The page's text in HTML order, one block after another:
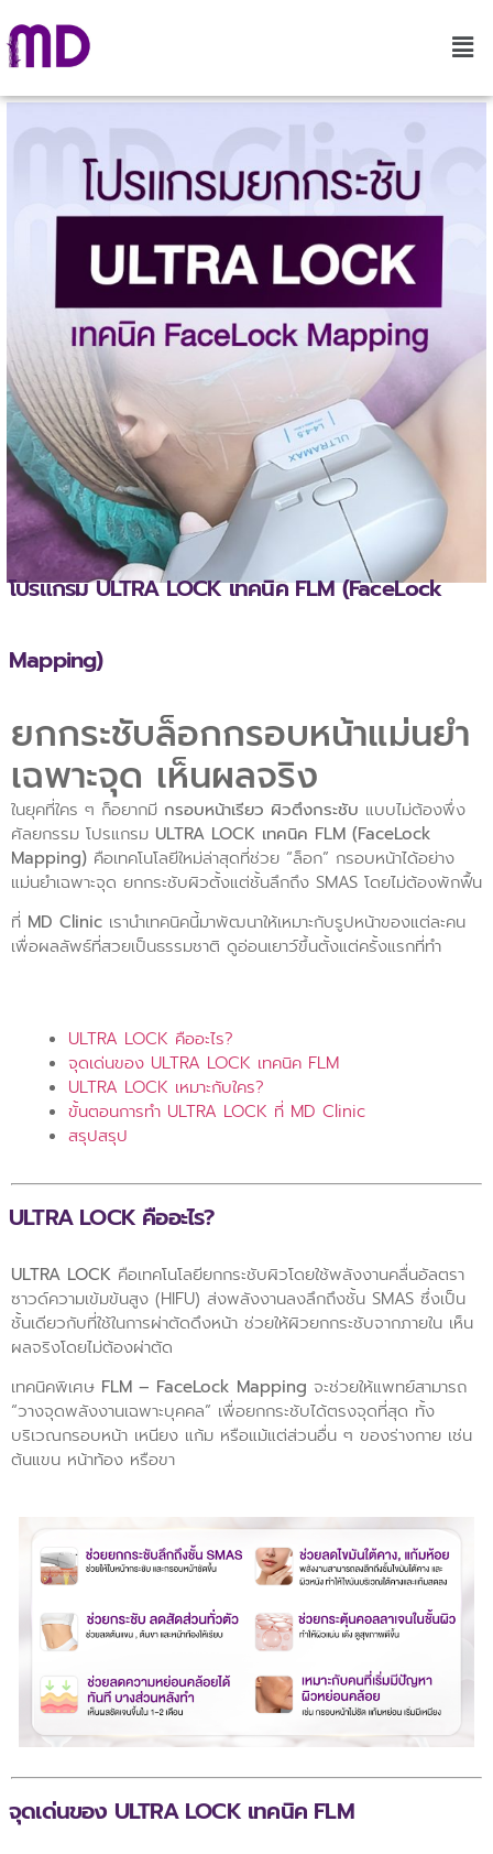
โปรแกรม ULTRA LOCK เทคนิค FLM (FaceLock
Mapping)
ยกกระชับล็อกกรอบหน้าแม่นยำ
เฉพาะจุด เห็นผลจริง
ในยุคที่ใคร ๆ ก็อยากมี กรอบหน้าเรียว ผิวตึงกระชับ แบบไม่ต้องพึ่ง
ศัลยกรรม โปรแกรม ULTRA LOCK เทคนิค FLM (FaceLock
Mapping) คือเทคโนโลยีใหม่ล่าสุดที่ช่วย “ล็อก” กรอบหน้าได้อย่าง
แม่นยำเฉพาะจุด ยกกระชับผิวตั้งแต่ชั้นลึกถึง SMAS โดยไม่ต้องพักฟื้น
ที่ MD Clinic เรานำเทคนิคนี้มาพัฒนาให้เหมาะกับรูปหน้าของแต่ละคน
เพื่อผลลัพธ์ที่สวยเป็นธรรมชาติ ดูอ่อนเยาว์ขึ้นตั้งแต่ครั้งแรกที่ทำ
ULTRA LOCK คืออะไร?​
จุดเด่นของ ULTRA LOCK เทคนิค FLM​
ULTRA LOCK เหมาะกับใคร?​
ขั้นตอนการทำ ULTRA LOCK ที่ MD Clinic​
สรุป​สรุป
ULTRA LOCK คืออะไร?
ULTRA LOCK คือเทคโนโลยียกกระชับผิวโดยใช้พลังงานคลื่นอัลตรา
ซาวด์ความเข้มข้นสูง (HIFU) ส่งพลังงานลงลึกถึงชั้น SMAS ซึ่งเป็น
ชั้นเดียวกับที่ใช้ในการผ่าตัดดึงหน้า ช่วยให้ผิวยกกระชับจากภายใน เห็น
ผลจริงโดยไม่ต้องผ่าตัด
เทคนิคพิเศษ FLM – FaceLock Mapping จะช่วยให้แพทย์สามารถ
“วางจุดพลังงานเฉพาะบุคคล” เพื่อยกกระชับได้ตรงจุดที่สุด ทั้ง
บริเวณกรอบหน้า เหนียง แก้ม หรือแม้แต่ส่วนอื่น ๆ ของร่างกาย เช่น
ต้นแขน หน้าท้อง หรือขา
จุดเด่นของ ULTRA LOCK เทคนิค FLM